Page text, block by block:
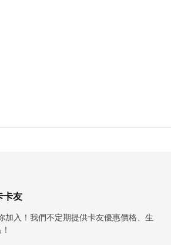
卡友
加入！我們不定期提供卡友優惠價格、生